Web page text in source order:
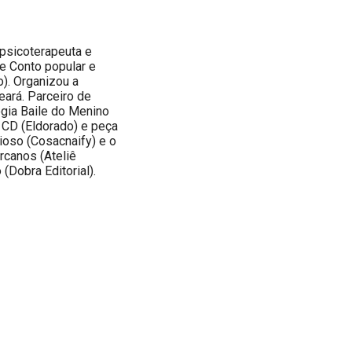
e
Conto popular e
Organizou a
Parceiro de
Baile do Menino
(Eldorado) e peça
(Cosacnaify) e o
(Ateliê
Editorial).